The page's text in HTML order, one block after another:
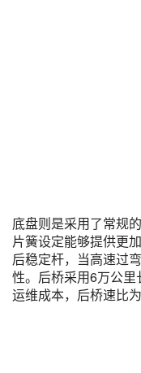
底盘则是采用了常规
片簧设定能够提供更
后稳定杆，当高速过
性。后桥采用6万公
运维成本，后桥速比